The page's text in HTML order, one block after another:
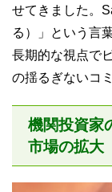
せてきました。
る）」という言
長期的な視点で
の揺るぎないコ
機関投資家
市場の拡大